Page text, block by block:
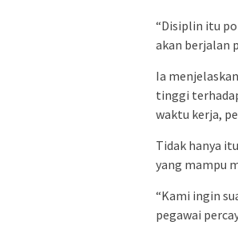
“Disiplin itu
akan berjalan
Ia
tinggi
waktu kerja,
Tidak hanya
yang mampu
“Kami ingin
pegawai